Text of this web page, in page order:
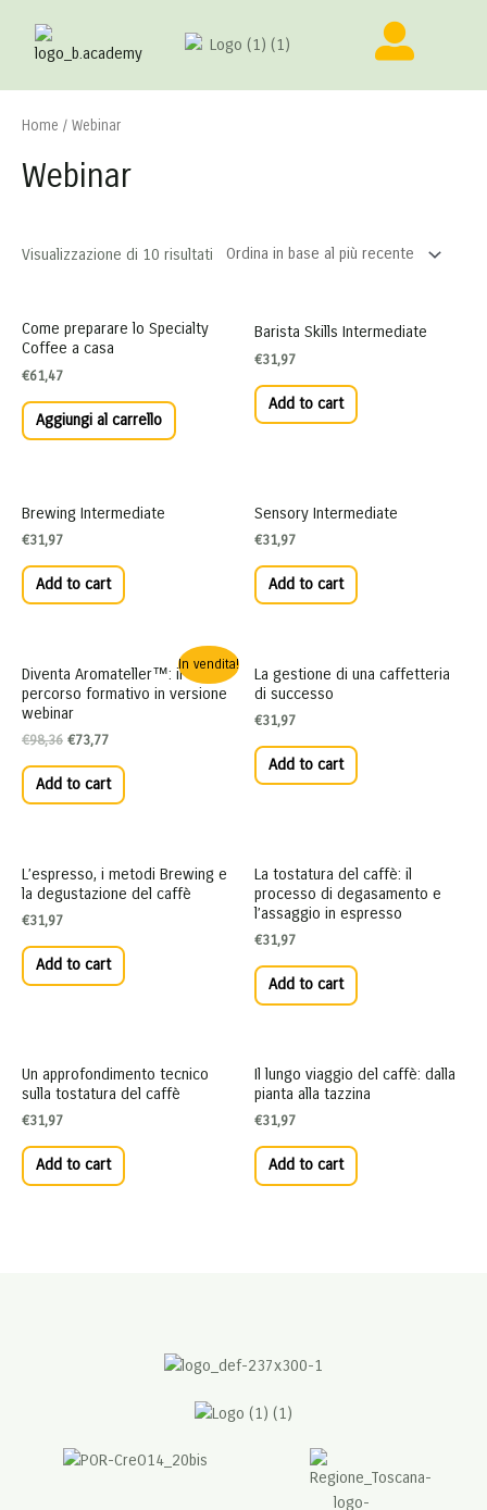
Home / Webinar
Webinar
Visualizzazione di 10 risultati
Come preparare lo Specialty
Coffee a casa
€61,47
Aggiungi al carrello
Barista Skills Intermediate
€31,97
Add to cart
Brewing Intermediate
€31,97
Add to cart
Sensory Intermediate
€31,97
Add to cart
In vendita!
Diventa Aromateller™: il
percorso formativo in versione
webinar
€98,36 €73,77
Add to cart
La gestione di una caffetteria
di successo
€31,97
Add to cart
L’espresso, i metodi Brewing e
la degustazione del caffè
€31,97
Add to cart
La tostatura del caffè: il
processo di degasamento e
l’assaggio in espresso
€31,97
Add to cart
Un approfondimento tecnico
sulla tostatura del caffè
€31,97
Add to cart
Il lungo viaggio del caffè: dalla
pianta alla tazzina
€31,97
Add to cart